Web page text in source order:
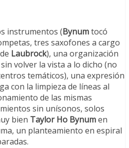
instrumentos (Bynumtocó
tres saxofones a cargo
Laubrock), una organización
volver la vista a lo dicho (no
temáticos), una expresión
con la limpieza de líneas al
de las mismas
sin unísonos, solos
bien Taylor Ho Bynumen
un planteamiento en espiral